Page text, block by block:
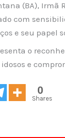
(BA), Irmã
com
e seu papel
o
e
0
Shares